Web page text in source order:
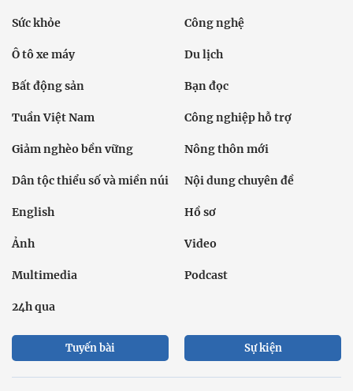
Sức khỏe Công nghệ
Ô tô xe máy Du lịch
Bất động sản Bạn đọc
Tuần Việt Nam Công nghiệp hỗ trợ
Giảm nghèo bền vững Nông thôn mới
Dân tộc thiểu số và miền núi Nội dung chuyên đề
English Hồ sơ
Ảnh Video
Multimedia Podcast
24h qua
Tuyến bài Sự kiện